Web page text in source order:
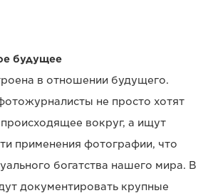
будущее
в отношении будущего.
не просто хотят
вокруг, а ищут
применения фотографии, что
богатства нашего мира. В
документировать крупные